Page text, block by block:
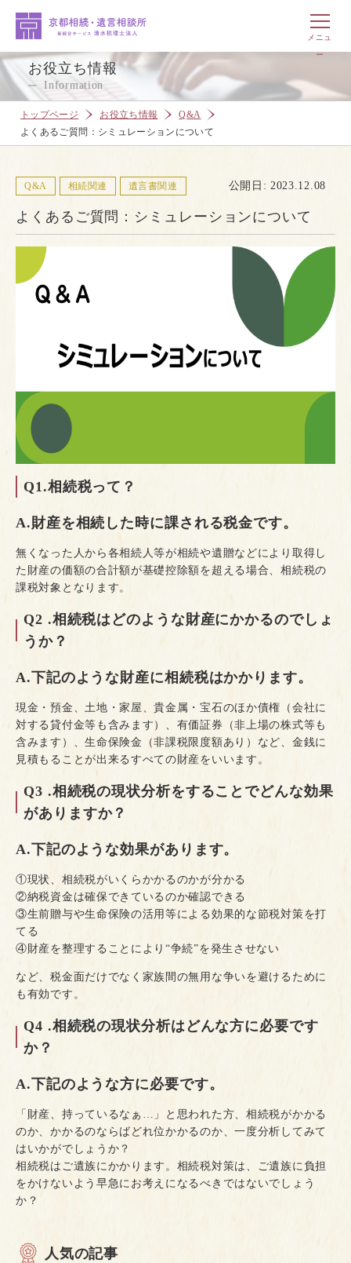
お役立ち情報
Information
トップページ お役立ち情報
Q&A
よくあるご質問：シミュレーションについて
Q&A 相続関連 遺言書関連 公開日: 2023.12.08
よくあるご質問：シミュレーションについて
Q1.相続税って？
A.財産を相続した時に課される税金です。
無くなった人から各相続人等が相続や遺贈などにより取得し
た財産の価額の合計額が基礎控除額を超える場合、相続税の
課税対象となります。
Q2 .相続税はどのような財産にかかるのでしょ
うか？
A.下記のような財産に相続税はかかります。
現金・預金、土地・家屋、貴金属・宝石のほか債権（会社に
対する貸付金等も含みます）、有価証券（非上場の株式等も
含みます）、生命保険金（非課税限度額あり）など、金銭に
見積もることが出来るすべての財産をいいます。
Q3 .相続税の現状分析をすることでどんな効果
がありますか？
A.下記のような効果があります。
①現状、相続税がいくらかかるのかが分かる
②納税資金は確保できているのか確認できる
③生前贈与や生命保険の活用等による効果的な節税対策を打
てる
④財産を整理することにより“争続”を発生させない
など、税金面だけでなく家族間の無用な争いを避けるために
も有効です。
Q4 .相続税の現状分析はどんな方に必要です
か？
A.下記のような方に必要です。
「財産、持っているなぁ…」と思われた方、相続税がかかる
のか、かかるのならばどれ位かかるのか、一度分析してみて
はいかがでしょうか？
相続税はご遺族にかかります。相続税対策は、ご遺族に負担
をかけないよう早急にお考えになるべきではないでしょう
か？
人気の記事